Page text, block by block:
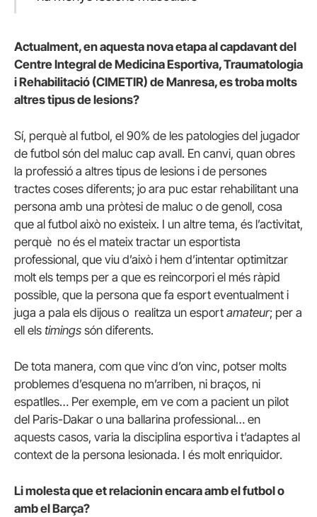
Actualment, en aquesta nova etapa al capdavant del
Centre Integral de Medicina Esportiva, Traumatologia
i Rehabilitació (CIMETIR) de Manresa, es troba molts
altres tipus de lesions?
Sí, perquè al futbol, el 90% de les patologies del jugador
de futbol són del maluc cap avall. En canvi, quan obres
la professió a altres tipus de lesions i de persones
tractes coses diferents; jo ara puc estar rehabilitant una
persona amb una pròtesi de maluc o de genoll, cosa
que al futbol això no existeix. I un altre tema, és l’activitat,
perquè no és el mateix tractar un esportista
professional, que viu d’això i hem d’intentar optimitzar
molt els temps per a que es reincorpori el més ràpid
possible, que la persona que fa esport eventualment i
juga a pala els dijous o realitza un esport amateur; per a
ell els timings són diferents.
De tota manera, com que vinc d’on vinc, potser molts
problemes d’esquena no m’arriben, ni braços, ni
espatlles… Per exemple, em ve com a pacient un pilot
del Paris-Dakar o una ballarina professional… en
aquests casos, varia la disciplina esportiva i t’adaptes al
context de la persona lesionada. I és molt enriquidor.
Li molesta que et relacionin encara amb el futbol o
amb el Barça?